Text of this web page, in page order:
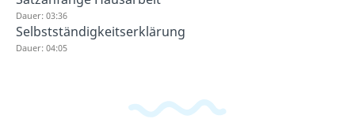
Dauer: 03:36
Selbstständigkeitserklärung
Dauer: 04:05